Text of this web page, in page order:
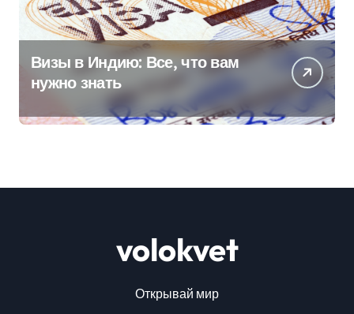
Визы в Индию: Все, что вам
нужно знать
volokvet
Открывай мир